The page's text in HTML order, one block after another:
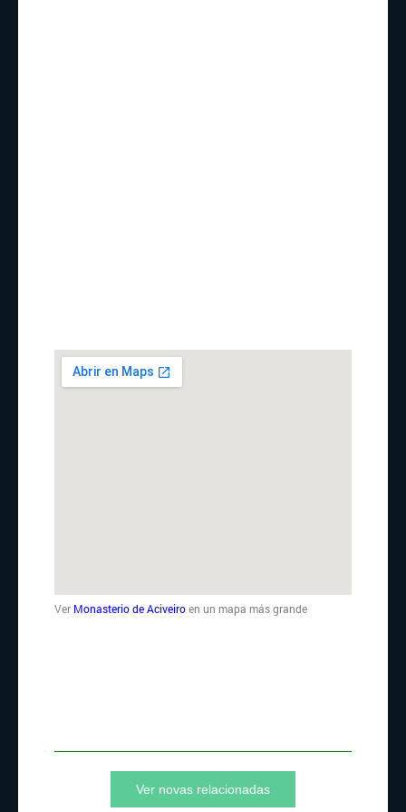
Ver Monasterio de Aciveiro en un mapa más grande
Ver novas relacionadas